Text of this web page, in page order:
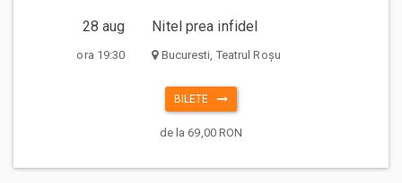
28 aug
ora 19:30
Nitel prea infidel
Bucuresti, Teatrul Roșu
BILETE
de la 69,00 RON